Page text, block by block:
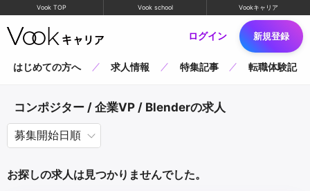
Vook TOP Vook school Vookキャリア
ログイン 新規登録
はじめての方へ 求人情報 特集記事 転職体験記
コンポジター / 企業VP / Blenderの求人
お探しの求人は見つかりませんでした。